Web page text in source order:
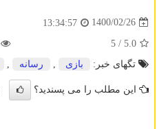
1400/02/26
13:34:57
5.0
/ 5
تگهای خبر:
بازی رسانه
این مطلب را می پسندید؟